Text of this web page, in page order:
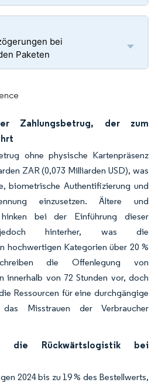
bei
Paketen
Zahlungsbetrug, der zum
ohne physische Kartenpräsenz
ZAR (0,073 Milliarden USD), was
biometrische Authentifizierung und
einzusetzen. Ältere und
hinken bei der Einführung dieser
jedoch hinterher, was die
hochwertigen Kategorien über 20 %
die Offenlegung von
innerhalb von 72 Stunden vor, doch
Ressourcen für eine durchgängige
das Misstrauen der Verbraucher
die Rückwärtslogistik bei
2024 bis zu 19 % des Bestellwerts,